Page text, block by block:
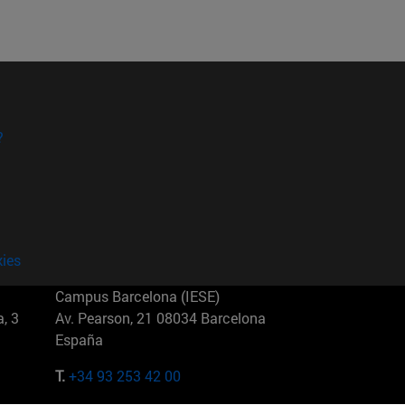
3
Campus Barcelona (IESE)
Av. Pearson, 21 08034 Barcelona
España
T.+34 93 253 42 00